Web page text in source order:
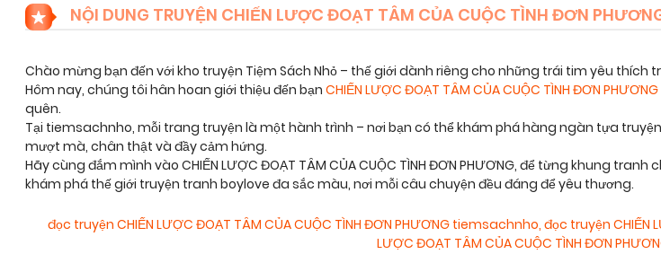
NỘI DUNG TRUYỆN CHIẾN LƯỢC ĐOẠT TÂM CỦA CUỘC TÌNH ĐƠN
Chào mừng bạn đến với kho truyện Tiệm Sách Nhỏ – thế giới dành riêng cho những trái tim yêu thích
Hôm nay, chúng tôi hân hoan giới thiệu đến bạn CHIẾN LƯỢC ĐOẠT TÂM CỦA CUỘC TÌNH ĐƠN PHƯƠNG
quên.
Tại tiemsachnho, mỗi trang truyện là một hành trình – nơi bạn có thể khám phá hàng ngàn tựa
mượt mà, chân thật và đầy cảm hứng.
Hãy cùng đắm mình vào CHIẾN LƯỢC ĐOẠT TÂM CỦA CUỘC TÌNH ĐƠN PHƯƠNG, để từng khung
khám phá thế giới truyện tranh boylove đa sắc màu, nơi mỗi câu chuyện đều đáng để yêu thương.
đọc truyện CHIẾN LƯỢC ĐOẠT TÂM CỦA CUỘC TÌNH ĐƠN PHƯƠNG tiemsachnho, đọc truyện CHIẾN
LƯỢC ĐOẠT TÂM CỦA CUỘC TÌNH ĐƠN